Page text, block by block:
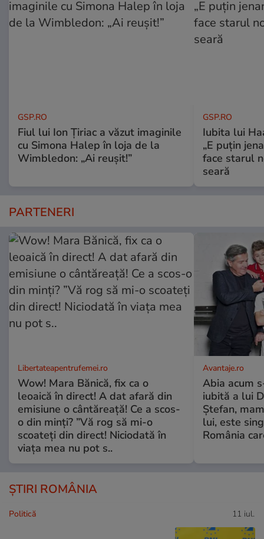
GSP.RO
Fiul lui Ion Țiriac a văzut imaginile
cu Simona Halep în loja de la
Wimbledon: „Ai reușit!”
GSP.RO
Iubita lui
„E puțin
face starul
seară
PARTENERI
Libertateapentrufemei.ro
Wow! Mara Bănică, fix ca o
leoaică în direct! A dat afară din
emisiune o cântăreață! Ce a scos-
o din minți? ”Vă rog să mi-o
scoateți din direct! Niciodată în
viața mea nu pot s..
Avantaje.ro
Abia acum
iubită a lui
Ștefan,
lui, este
România
ȘTIRI ROMÂNIA
Politică 11 iul.